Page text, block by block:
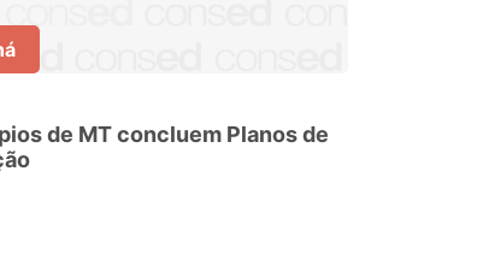
de MT concluem Planos de